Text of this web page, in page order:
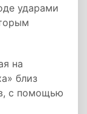
ударами
на
близ
с помощью